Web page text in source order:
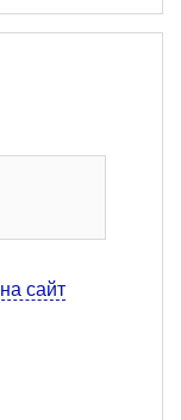
сайт